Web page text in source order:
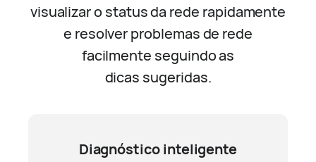
visualizar o status da rede rapidamente
e resolver problemas de rede
facilmente seguindo as
dicas sugeridas.
Otimize sua rede
Cobertura de Sinal
Diagnóstico inteligente